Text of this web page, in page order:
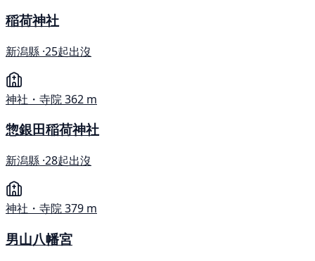
稲荷神社
新潟縣 ·25起出沒
神社・寺院362 m
惣銀田稲荷神社
新潟縣 ·28起出沒
神社・寺院379 m
男山八幡宮